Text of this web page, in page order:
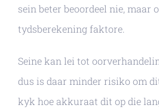
sein beter beoordeel nie, maar
tydsberekening faktore.
Seine kan lei tot
dus is daar minder risiko om
kyk hoe akkuraat dit op die